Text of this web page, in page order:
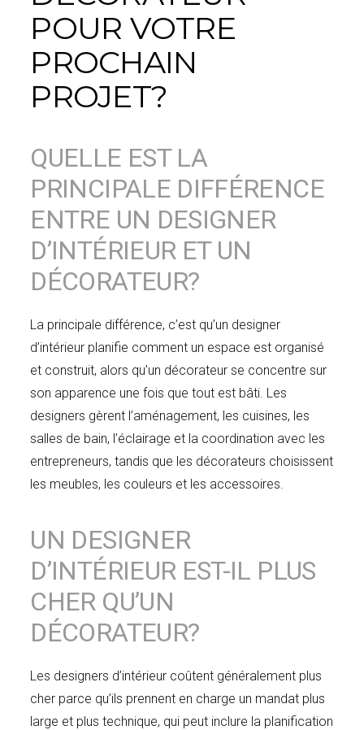
POUR VOTRE
PROCHAIN
PROJET?
QUELLE EST LA
PRINCIPALE DIFFÉRENCE
ENTRE UN DESIGNER
D’INTÉRIEUR ET UN
DÉCORATEUR?
La principale différence, c’est qu’un designer
d’intérieur planifie comment un espace est organisé
et construit, alors qu’un décorateur se concentre sur
son apparence une fois que tout est bâti. Les
designers gèrent l’aménagement, les cuisines, les
salles de bain, l’éclairage et la coordination avec les
entrepreneurs, tandis que les décorateurs choisissent
les meubles, les couleurs et les accessoires.
UN DESIGNER
D’INTÉRIEUR EST-IL PLUS
CHER QU’UN
DÉCORATEUR?
Les designers d’intérieur coûtent généralement plus
cher parce qu’ils prennent en charge un mandat plus
large et plus technique, qui peut inclure la planification